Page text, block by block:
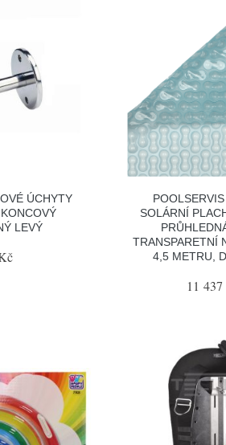
ÚCHYTY
LEVÝ
SOLÁRNÍ
TRANSPARETNÍ
4,5 METRU,
11